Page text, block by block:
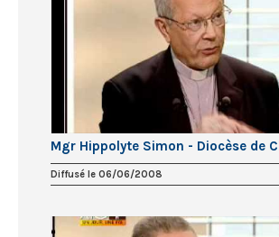
Mgr Hippolyte Simon - Diocèse de
Diffusé le 06/06/2008